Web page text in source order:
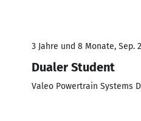
3 Jahre und 8 Monate, Sep.
Dualer Student
Valeo Powertrain Systems